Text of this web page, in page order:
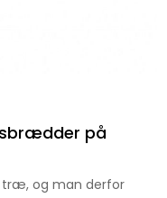
på
træ, og man derfor